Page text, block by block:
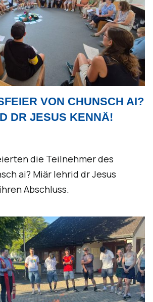
VON CHUNSCH AI?
DR JESUS KENNÄ!
die Teilnehmer des
ai? Miär lehrid dr Jesus
Abschluss.